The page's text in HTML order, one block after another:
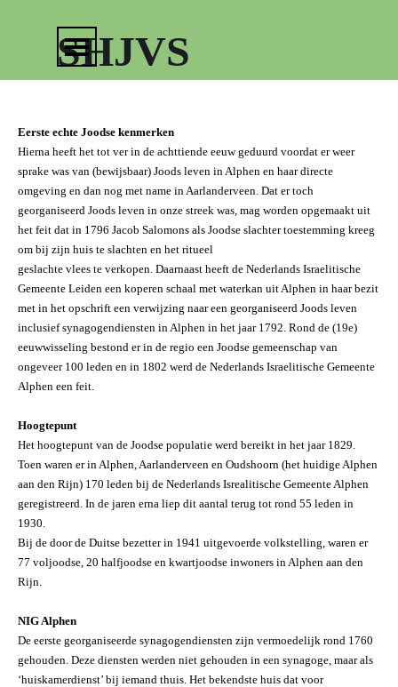
SHJVS
Eerste echte Joodse kenmerken
Hierna heeft het tot ver in de achttiende eeuw geduurd voordat er weer
sprake was van (bewijsbaar) Joods leven in Alphen en haar directe
omgeving en dan nog met name in Aarlanderveen. Dat er toch
georganiseerd Joods leven in onze streek was, mag worden opgemaakt uit
het feit dat in 1796 Jacob Salomons als Joodse slachter toestemming kreeg
om bij zijn huis te slachten en het ritueel
geslachte vlees te verkopen. Daarnaast heeft de Nederlands Israelitische
Gemeente Leiden een koperen schaal met waterkan uit Alphen in haar bezit
met in het opschrift een verwijzing naar een georganiseerd Joods leven
inclusief synagogendiensten in Alphen in het jaar 1792. Rond de (19e)
eeuwwisseling bestond er in de regio een Joodse gemeenschap van
ongeveer 100 leden en in 1802 werd de Nederlands Israelitische Gemeente
Alphen een feit.
Hoogtepunt
Het hoogtepunt van de Joodse populatie werd bereikt in het jaar 1829.
Toen waren er in Alphen, Aarlanderveen en Oudshoorn (het huidige Alphen
aan den Rijn) 170 leden bij de Nederlands Isrealitische Gemeente Alphen
geregistreerd. In de jaren erna liep dit aantal terug tot rond 55 leden in
1930.
Bij de door de Duitse bezetter in 1941 uitgevoerde volkstelling, waren er
77 voljoodse, 20 halfjoodse en kwartjoodse inwoners in Alphen aan den
Rijn.
NIG Alphen
De eerste georganiseerde synagogendiensten zijn vermoedelijk rond 1760
gehouden. Deze diensten werden niet gehouden in een synagoge, maar als
‘huiskamerdienst’ bij iemand thuis. Het bekendste huis dat voor